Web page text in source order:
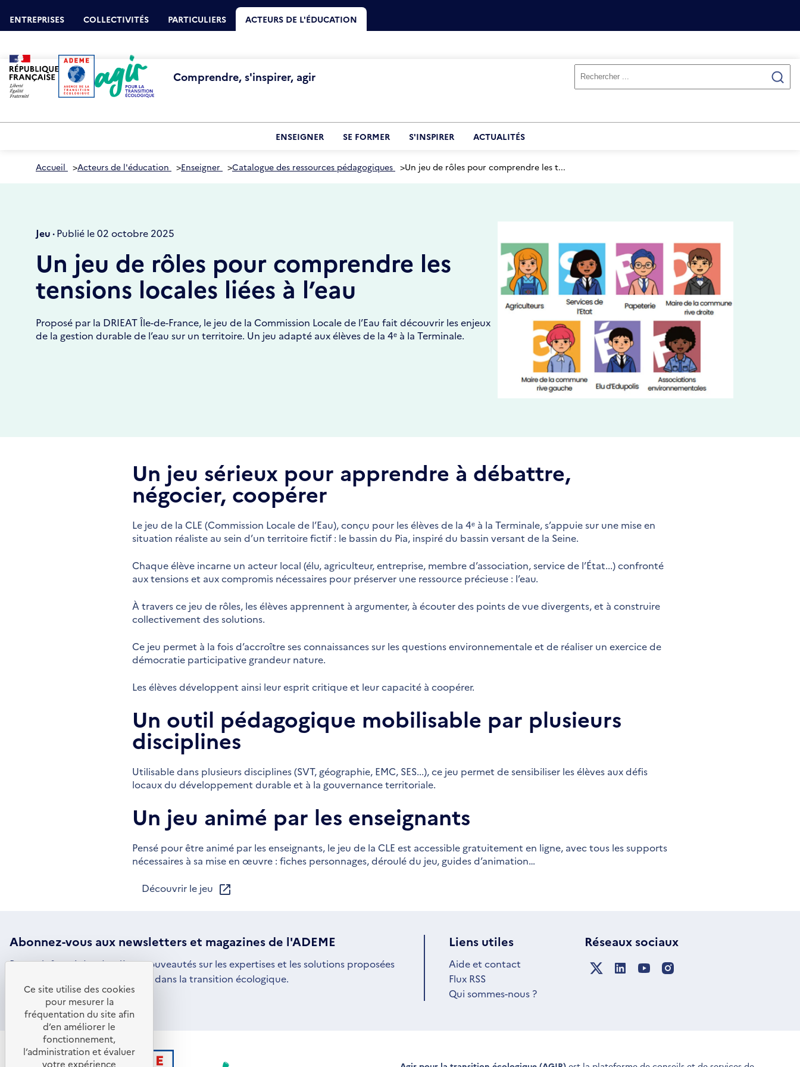
au
contenu
principal
ENTREPRISES COLLECTIVITÉS PARTICULIERS ACTEURS DE L'ÉDUCATION
Comprendre, s'inspirer, agir
ENSEIGNER SE FORMER S'INSPIRER ACTUALITÉS
Accueil >Acteurs de l'éducation >Enseigner >Catalogue des ressources pédagogiques >Un jeu de rôles pour comprendre les t...
Jeu ·Publié le 02 octobre 2025
Un jeu de rôles pour comprendre les
tensions locales liées à l’eau
Proposé par la DRIEAT Île-de-France, le jeu de la Commission Locale de l’Eau fait découvrir les enjeux
de la gestion durable de l’eau sur un territoire. Un jeu adapté aux élèves de la 4ᵉ à la Terminale.
Un jeu sérieux pour apprendre à débattre,
négocier, coopérer
Le jeu de la CLE (Commission Locale de l’Eau), conçu pour les élèves de la 4ᵉ à la Terminale, s’appuie sur une mise en
situation réaliste au sein d’un territoire fictif : le bassin du Pia, inspiré du bassin versant de la Seine.
Chaque élève incarne un acteur local (élu, agriculteur, entreprise, membre d’association, service de l’État...) confronté
aux tensions et aux compromis nécessaires pour préserver une ressource précieuse : l’eau.
À travers ce jeu de rôles, les élèves apprennent à argumenter, à écouter des points de vue divergents, et à construire
collectivement des solutions.
Ce jeu permet à la fois d’accroître ses connaissances sur les questions environnementale et de réaliser un exercice de
démocratie participative grandeur nature.
Les élèves développent ainsi leur esprit critique et leur capacité à coopérer.
Un outil pédagogique mobilisable par plusieurs
disciplines
Utilisable dans plusieurs disciplines (SVT, géographie, EMC, SES...), ce jeu permet de sensibiliser les élèves aux défis
locaux du développement durable et à la gouvernance territoriale.
Un jeu animé par les enseignants
Pensé pour être animé par les enseignants, le jeu de la CLE est accessible gratuitement en ligne, avec tous les supports
nécessaires à sa mise en œuvre : fiches personnages, déroulé du jeu, guides d’animation…
Découvrir le jeu
Abonnez-vous aux newsletterset magazines de l'ADEME
Restez informé des dernières nouveautés sur les expertises et les solutions proposées
par l'ADEME pour vous engager dans la transition écologique.
S'ABONNER
S'OUVRE
DANS
UNE
NOUVELLE
FENÊTRE
Liens utiles
Aide et contact
Flux RSS
Qui sommes-nous ?
Réseaux sociaux
Ce site utilise des cookies
pour mesurer la
fréquentation du site afin
d’en améliorer le
fonctionnement,
l’administration et évaluer
votre expérience